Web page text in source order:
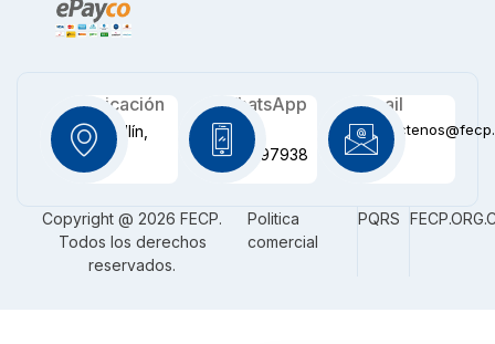
Ubicación
Medellín,
CO
WhatsApp
+57
3116097938
Email
Copyright @ 2026 FECP.
Todos los derechos
reservados.
Politica
comercial
PQRS